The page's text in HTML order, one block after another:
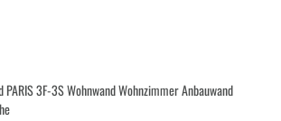
PARIS 3F-3S Wohnwand Wohnzimmer Anbauwand